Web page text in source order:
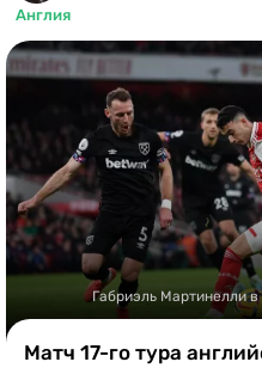
ЛЧ
ЛЕ
ЧЕ-2028
Букмекеры
Казино
Англия
Габриэль Мартинелли
Матч 17-го тура